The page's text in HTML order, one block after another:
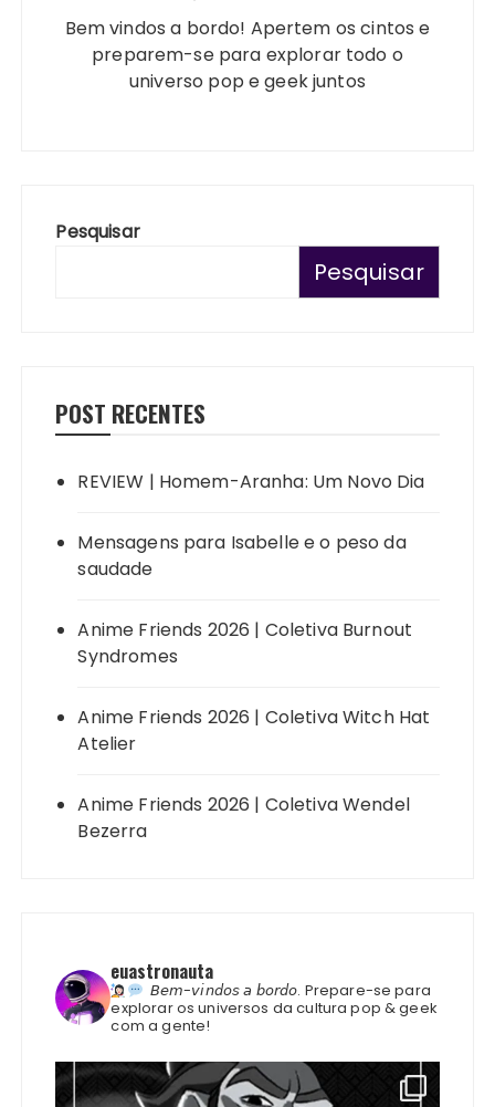
Bem vindos a bordo! Apertem os cintos e
preparem-se para explorar todo o
universo pop e geek juntos
Pesquisar
Pesquisar
POST RECENTES
REVIEW | Homem-Aranha: Um Novo Dia
Mensagens para Isabelle e o peso da
saudade
Anime Friends 2026 | Coletiva Burnout
Syndromes
Anime Friends 2026 | Coletiva Witch Hat
Atelier
Anime Friends 2026 | Coletiva Wendel
Bezerra
euastronauta
𝘉𝘦𝘮-𝘷𝘪𝘯𝘥𝘰𝘴 𝘢 𝘣𝘰𝘳𝘥𝘰. Prepare-se para
explorar os universos da cultura pop & geek
com a gente!